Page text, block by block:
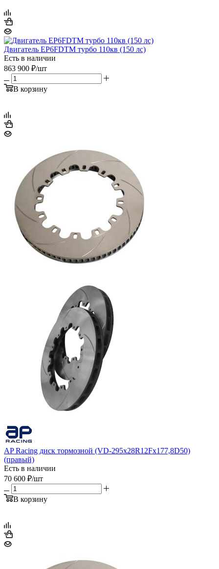
Двигатель EP6FDTM турбо 110кв (150 лс)
Есть в наличии
863 900 ₽/шт
В корзину
AP Racing диск тормозной (VD-295x28R12Fx177,8D50)
(правый)
Есть в наличии
70 600 ₽/шт
В корзину